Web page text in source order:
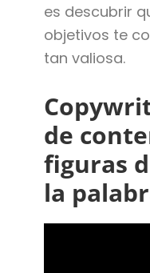
es descubrir
objetivos te
tan valiosa.
de
figuras
la